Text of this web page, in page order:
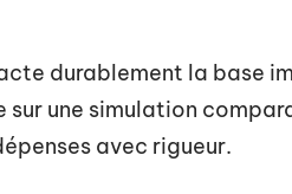
durablement la base
sur une simulation
avec rigueur.